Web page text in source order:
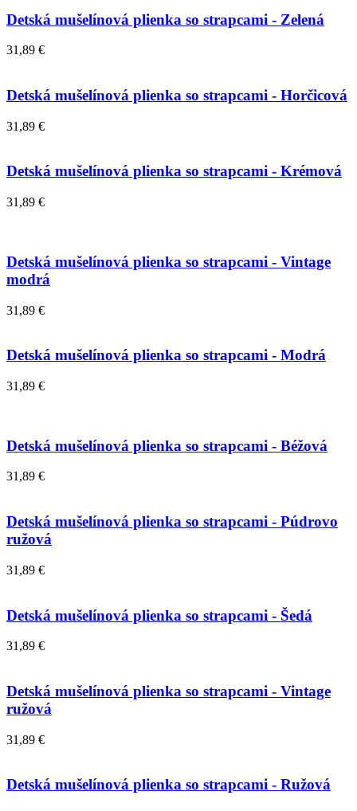
Detská mušelínová plienka so strapcami - Zelená
31,89 €
Detská mušelínová plienka so strapcami - Horčicová
31,89 €
Detská mušelínová plienka so strapcami - Krémová
31,89 €
Detská mušelínová plienka so strapcami - Vintage
modrá
31,89 €
Detská mušelínová plienka so strapcami - Modrá
31,89 €
Detská mušelínová plienka so strapcami - Béžová
31,89 €
Detská mušelínová plienka so strapcami - Púdrovo
ružová
31,89 €
Detská mušelínová plienka so strapcami - Šedá
31,89 €
Detská mušelínová plienka so strapcami - Vintage
ružová
31,89 €
Detská mušelínová plienka so strapcami - Ružová